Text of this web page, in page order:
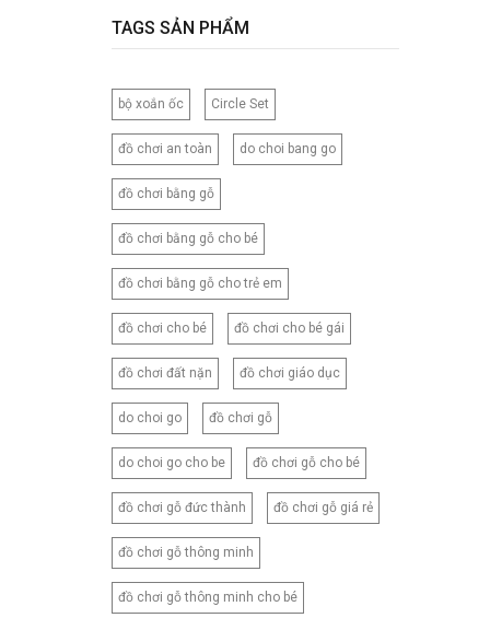
120CM
120X150CM
130X150CM
130X160CM
130X180CM
135X200CM
140X200CM
150X200CM
150X210CM
160X200CM
160X220CM
165CM
173X218CM
180X200CM
180X220CM
180X230CM
180X260CM
200X210CM
TAGS SẢN PHẨM
bộ xoắn ốc Circle Set
đồ chơi an toàn do choi bang go
đồ chơi bằng gỗ
đồ chơi bằng gỗ cho bé
đồ chơi bằng gỗ cho trẻ em
đồ chơi cho bé đồ chơi cho bé gái
đồ chơi đất nặn đồ chơi giáo dục
do choi go đồ chơi gỗ
do choi go cho be đồ chơi gỗ cho bé
đồ chơi gỗ đức thành đồ chơi gỗ giá rẻ
đồ chơi gỗ thông minh
đồ chơi gỗ thông minh cho bé